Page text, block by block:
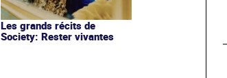
Les grands récits de
Society: Rester vivantes